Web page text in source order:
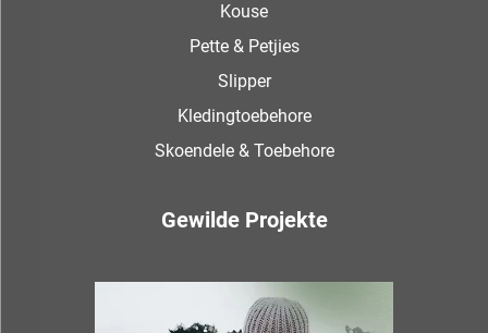
Kouse
Pette & Petjies
Slipper
Kledingtoebehore
Skoendele & Toebehore
Gewilde Projekte